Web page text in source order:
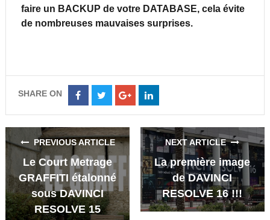
faire un BACKUP de votre DATABASE, cela évite
de nombreuses mauvaises surprises.
SHARE ON
Share
Facebook
Share
Twitter
Share
Google+
Share
LinkedIn
PREVIOUS ARTICLE
Le Court Metrage
GRAFFITI étalonné
sous DAVINCI
RESOLVE 15
NEXT ARTICLE
La première image
de DAVINCI
RESOLVE 16 !!!